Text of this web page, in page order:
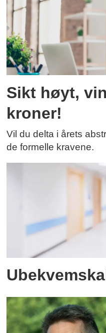
Sikt høyt,
kroner!
Vil du delta i årets
de formelle kravene.